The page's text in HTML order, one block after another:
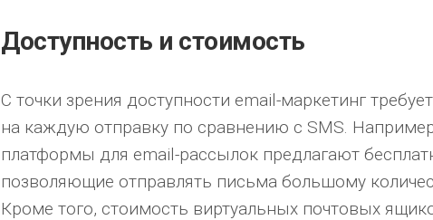
Доступность и стоимость
С точки зрения доступности email-маркетинг
на каждую отправку по сравнению с SMS.
платформы для email-рассылок предлагают
позволяющие отправлять письма большому
Кроме того, стоимость виртуальных почтовых